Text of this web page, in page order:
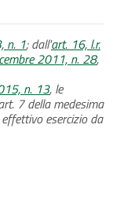
n. 1; dall'art. 16, l.r.
2011, n. 28,
n. 13, le
7 della medesima
esercizio da